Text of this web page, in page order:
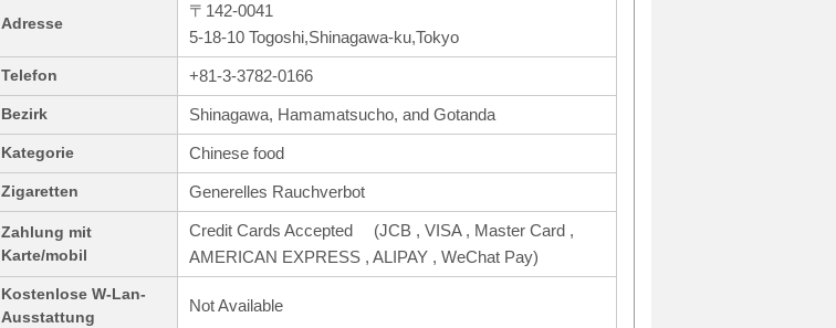
Adresse
〒142-0041
5-18-10 Togoshi,Shinagawa-ku,Tokyo
Telefon +81-3-3782-0166
Bezirk Shinagawa, Hamamatsucho, and Gotanda
Kategorie Chinese food
Zigaretten Generelles Rauchverbot
Zahlung mit
Karte/mobil
Credit Cards Accepted (JCB , VISA , Master Card ,
AMERICAN EXPRESS , ALIPAY , WeChat Pay)
Kostenlose W-Lan-
Ausstattung
Not Available